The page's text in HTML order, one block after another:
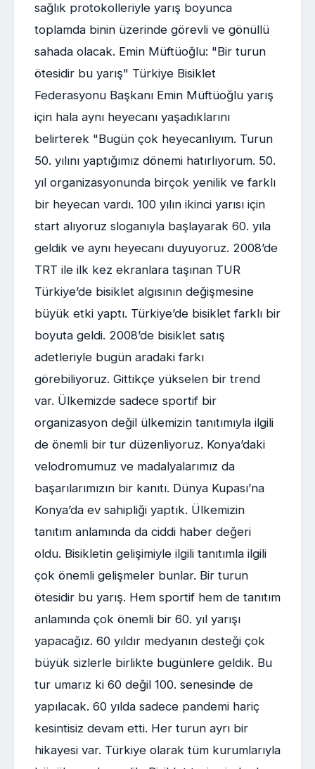
sağlık protokolleriyle yarış boyunca
toplamda binin üzerinde görevli ve gönüllü
sahada olacak. Emin Müftüoğlu: "Bir turun
ötesidir bu yarış" Türkiye Bisiklet
Federasyonu Başkanı Emin Müftüoğlu yarış
için hala aynı heyecanı yaşadıklarını
belirterek "Bugün çok heyecanlıyım. Turun
50. yılını yaptığımız dönemi hatırlıyorum. 50.
yıl organizasyonunda birçok yenilik ve farklı
bir heyecan vardı. 100 yılın ikinci yarısı için
start alıyoruz sloganıyla başlayarak 60. yıla
geldik ve aynı heyecanı duyuyoruz. 2008’de
TRT ile ilk kez ekranlara taşınan TUR
Türkiye’de bisiklet algısının değişmesine
büyük etki yaptı. Türkiye’de bisiklet farklı bir
boyuta geldi. 2008’de bisiklet satış
adetleriyle bugün aradaki farkı
görebiliyoruz. Gittikçe yükselen bir trend
var. Ülkemizde sadece sportif bir
organizasyon değil ülkemizin tanıtımıyla ilgili
de önemli bir tur düzenliyoruz. Konya’daki
velodromumuz ve madalyalarımız da
başarılarımızın bir kanıtı. Dünya Kupası’na
Konya’da ev sahipliği yaptık. Ülkemizin
tanıtım anlamında da ciddi haber değeri
oldu. Bisikletin gelişimiyle ilgili tanıtımla ilgili
çok önemli gelişmeler bunlar. Bir turun
ötesidir bu yarış. Hem sportif hem de tanıtım
anlamında çok önemli bir 60. yıl yarışı
yapacağız. 60 yıldır medyanın desteği çok
büyük sizlerle birlikte bugünlere geldik. Bu
tur umarız ki 60 değil 100. senesinde de
yapılacak. 60 yılda sadece pandemi hariç
kesintisiz devam etti. Her turun ayrı bir
hikayesi var. Türkiye olarak tüm kurumlarıyla